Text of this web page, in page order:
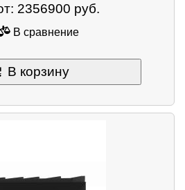
2356900 руб.
В сравнение
В корзину